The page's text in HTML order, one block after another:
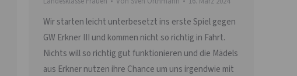
Wir starten leicht unterbesetzt ins erste Spiel gegen
GW Erkner III und kommen nicht so richtig in Fahrt.
Nichts will so richtig gut funktionieren und die Mädels
aus Erkner nutzen ihre Chance um uns irgendwie mit